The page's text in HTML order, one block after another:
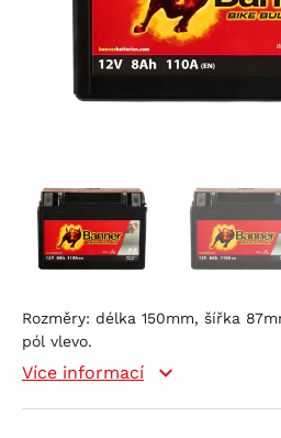
Rozměry: délka 150mm, šířka
pól vlevo.
Více informací